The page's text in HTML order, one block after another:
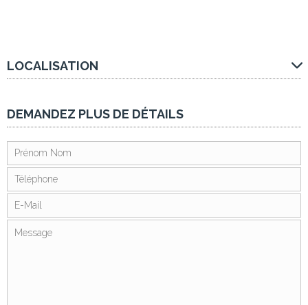
LOCALISATION
DEMANDEZ PLUS DE DÉTAILS